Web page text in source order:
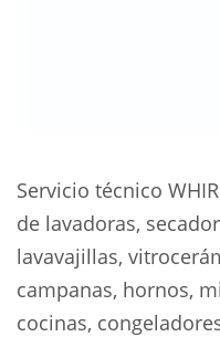
Servicio técnico
de lavadoras,
lavavajillas,
campanas, hornos,
cocinas,